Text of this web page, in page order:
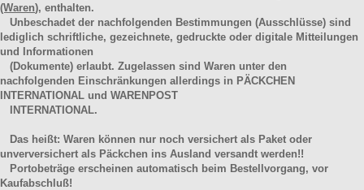
(Waren), enthalten.
Unbeschadet der nachfolgenden Bestimmungen (Ausschlüsse) sind
lediglich schriftliche, gezeichnete, gedruckte oder digitale Mitteilungen
und Informationen
(Dokumente) erlaubt. Zugelassen sind Waren unter den
nachfolgenden Einschränkungen allerdings in PÄCKCHEN
INTERNATIONAL und WARENPOST
INTERNATIONAL.
Das heißt: Waren können nur noch versichert als Paket oder
unverversichert als Päckchen ins Ausland versandt werden!!
Portobeträge erscheinen automatisch beim Bestellvorgang, vor
Kaufabschluß!